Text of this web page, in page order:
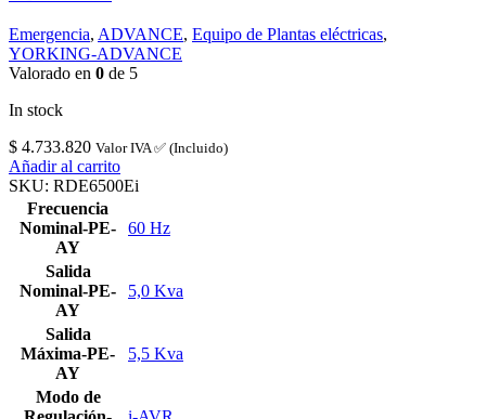
Emergencia, ADVANCE, Equipo de Plantas eléctricas,
YORKING-ADVANCE
Valorado en 0 de 5
In stock
$ 4.733.820 Valor IVA ✅ (Incluido)
Añadir al carrito
SKU: RDE6500Ei
Frecuencia
Nominal-PE-
AY
60 Hz
Salida
Nominal-PE-
AY
5,0 Kva
Salida
Máxima-PE-
AY
5,5 Kva
Modo de